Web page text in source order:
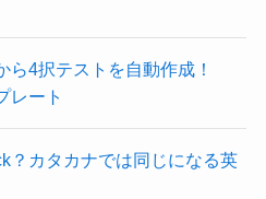
4択テストを自動作成！
レート
？カタカナでは同じになる英